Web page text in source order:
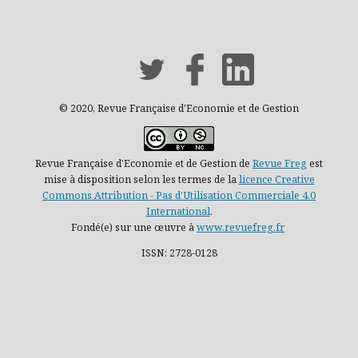
© 2020, Revue Française d'Economie et de Gestion
Revue Française d'Economie et de Gestion de Revue Fregest
mise à disposition selon les termes de lalicence Creative
Commons Attribution - Pas d’Utilisation Commerciale 4.0
International.
Fondé(e) sur une œuvre àwww.revuefreg.fr
ISSN: 2728-0128